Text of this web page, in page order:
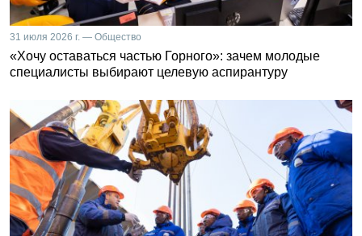
31 июля 2026 г. — Общество
«Хочу оставаться частью Горного»: зачем молодые
специалисты выбирают целевую аспирантуру